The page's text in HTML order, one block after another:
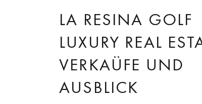
LA RESINA GOLF
LUXURY REAL
VERKAÜFE UND
AUSBLICK